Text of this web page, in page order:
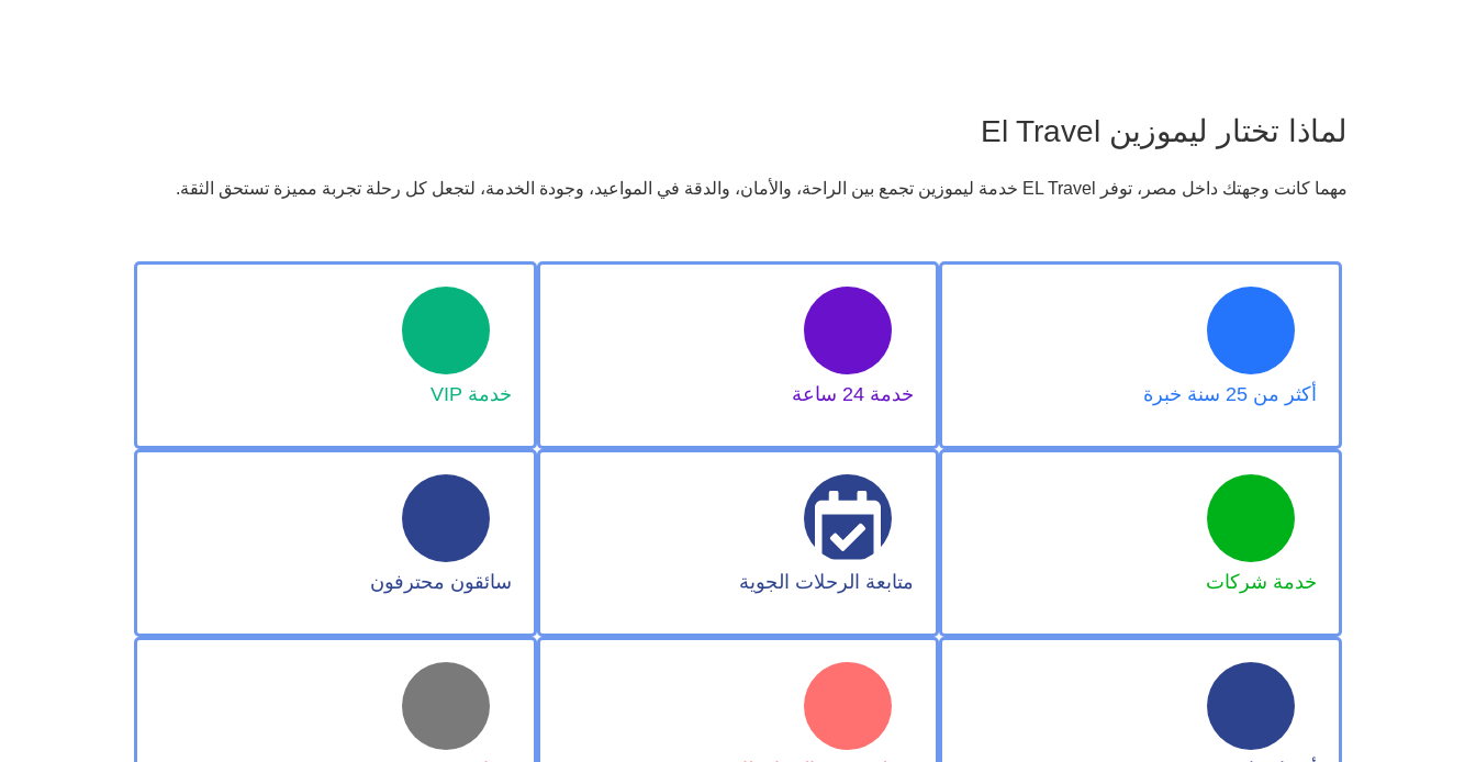
لماذا تختار ليموزين El Travel
مهما كانت وجهتك داخل مصر، توفر EL Travel خدمة ليموزين تجمع بين الراحة، والأمان، والدقة في المواعيد، وجودة الخدمة، لتجعل كل رحلة تجربة مميزة تستحق الثقة.
أكثر من 25 سنة خبرة خدمة 24 ساعة خدمة VIP
خدمة شركات متابعة الرحلات الجوية سائقون محترفون